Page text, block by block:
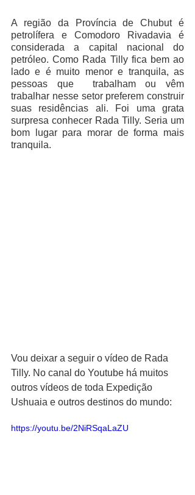
A região da Província de Chubut é
petrolífera e Comodoro Rivadavia é
considerada a capital nacional do
petróleo. Como Rada Tilly fica bem ao
lado e é muito menor e tranquila, as
pessoas que  trabalham ou vêm
trabalhar nesse setor preferem construir
suas residências ali. Foi uma grata
surpresa conhecer Rada Tilly. Seria um
bom lugar para morar de forma mais
tranquila.
Vou deixar a seguir o vídeo de Rada
Tilly. No canal do Youtube há muitos
outros vídeos de toda Expedição
Ushuaia e outros destinos do mundo:
https://youtu.be/2NiRSqaLaZU